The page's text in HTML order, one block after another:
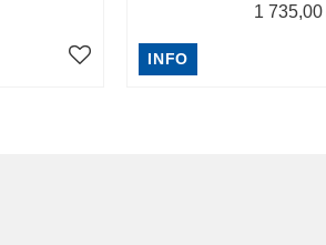
1 735,00
INFO